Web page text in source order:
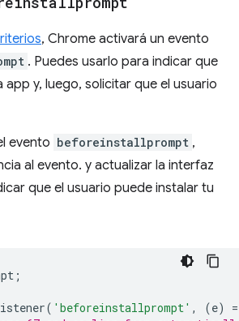
, Chrome activará un evento
. Puedes usarlo para indicar que
app y, luego, solicitar que el usuario
evento beforeinstallprompt ,
al evento. y actualizar la interfaz
que el usuario puede instalar tu
;
( 'beforeinstallprompt' , (e) =